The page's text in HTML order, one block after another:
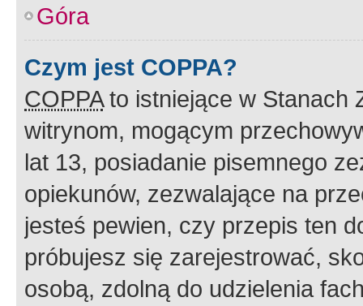
Góra
Czym jest COPPA?
COPPAto istniejące w Stanach
witrynom, mogącym
lat 13, posiadanie pisemnego
opiekunów, zezwalające na
jesteś pewien, czy przepis ten
próbujesz się zarejestrować,
osobą, zdolną do udzielenia